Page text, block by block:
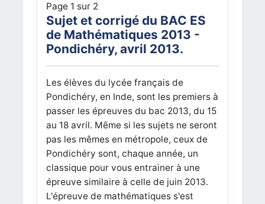
Page 1 sur 2
Sujet et corrigé du BAC ES
de Mathématiques 2013 -
Pondichéry, avril 2013.
Les élèves du lycée français de
Pondichéry, en Inde, sont les premiers à
passer les épreuves du bac 2013, du 15
au 18 avril. Même si les sujets ne seront
pas les mêmes en métropole, ceux de
Pondichéry sont, chaque année, un
classique pour vous entrainer à une
épreuve similaire à celle de juin 2013.
L'épreuve de mathématiques s'est